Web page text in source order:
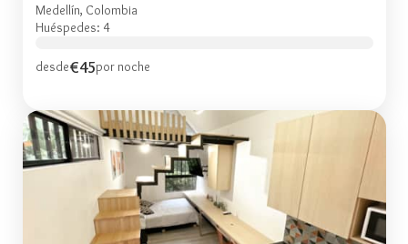
Medellín, Colombia
Huéspedes: 4
desde€45por noche